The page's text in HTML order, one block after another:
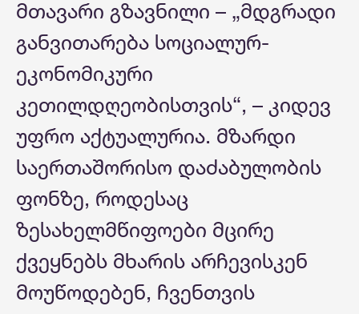
მთავარი გზავნილი – „მდგრადი
განვითარება სოციალურ-
ეკონომიკური
კეთილდღეობისთვის“, – კიდევ
უფრო აქტუალურია. მზარდი
საერთაშორისო დაძაბულობის
ფონზე, როდესაც
ზესახელმწიფოები მცირე
ქვეყნებს მხარის არჩევისკენ
მოუწოდებენ, ჩვენთვის